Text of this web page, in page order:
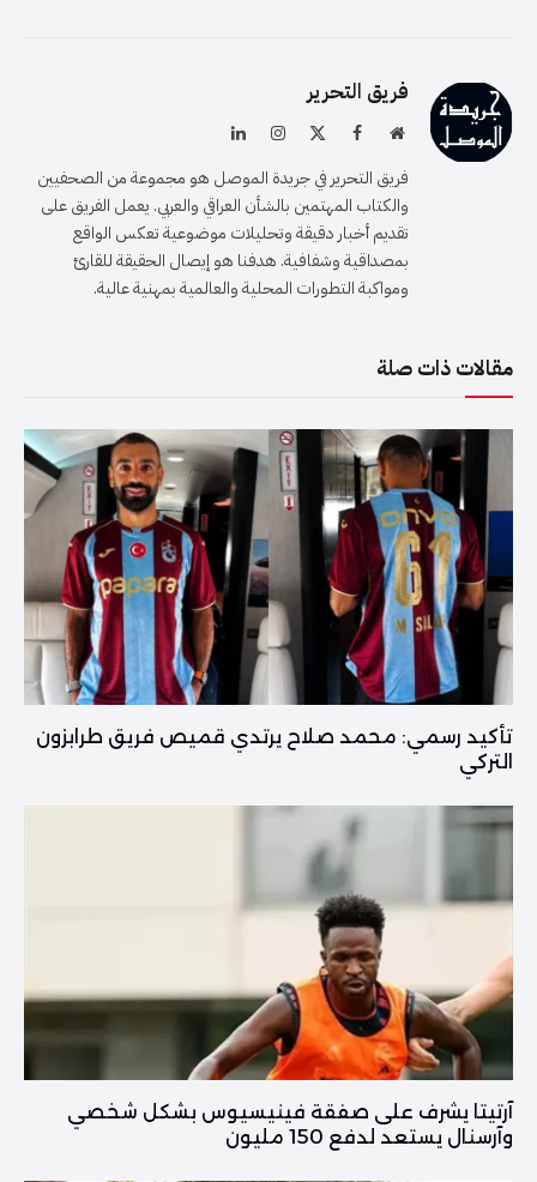
فريق التحرير
موقعفيسبوك الانستغرام
لينكدإن
فريق التحرير في جريدة الموصل هو مجموعة من الصحفيين
والكتاب المهتمين بالشأن العراقي والعربي. يعمل الفريق على
تقديم أخبار دقيقة وتحليلات موضوعية تعكس الواقع
بمصداقية وشفافية. هدفنا هو إيصال الحقيقة للقارئ
ومواكبة التطورات المحلية والعالمية بمهنية عالية.
مقالات ذات صلة
تأكيد رسمي: محمد صلاح يرتدي قميص فريق طرابزون
التركي
آرتيتا يشرف على صفقة فينيسيوس بشكل شخصي
وآرسنال يستعد لدفع 150 مليون